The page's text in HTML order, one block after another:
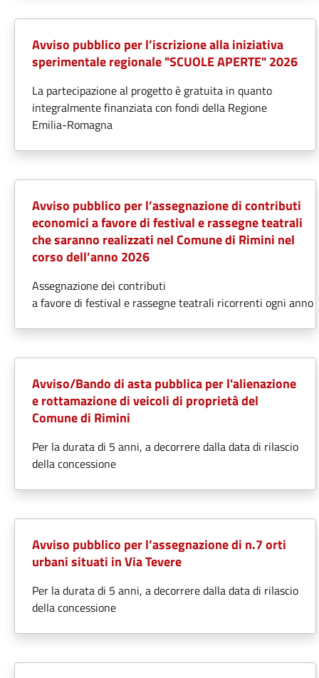
Avviso pubblico per l’iscrizione alla iniziativa
sperimentale regionale "SCUOLE APERTE" 2026
La partecipazione al progetto è gratuita in quanto
integralmente finanziata con fondi della Regione
Emilia-Romagna
Avviso pubblico per l’assegnazione di contributi
economici a favore di festival e rassegne teatrali
che saranno realizzati nel Comune di Rimini nel
corso dell’anno 2026
Assegnazione dei contributi
a favore di festival e rassegne teatrali ricorrenti ogni anno
Avviso/Bando di asta pubblica per l'alienazione
e rottamazione di veicoli di proprietà del
Comune di Rimini
Per la durata di 5 anni, a decorrere dalla data di rilascio
della concessione
Avviso pubblico per l’assegnazione di n.7 orti
urbani situati in Via Tevere
Per la durata di 5 anni, a decorrere dalla data di rilascio
della concessione